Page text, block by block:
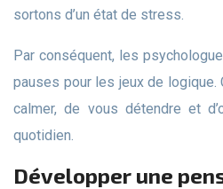
sortons d’un état de stress.
Par conséquent, les psychologues conseillent de faire des
pauses pour les jeux de logique.
calmer, de vous détendre et
quotidien.
Développer une